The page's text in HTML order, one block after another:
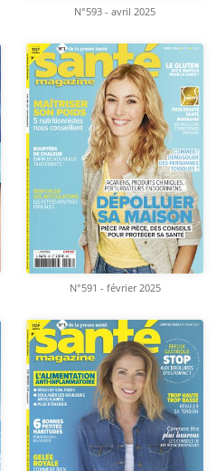
N°593 - avril 2025
N°591 - février 2025